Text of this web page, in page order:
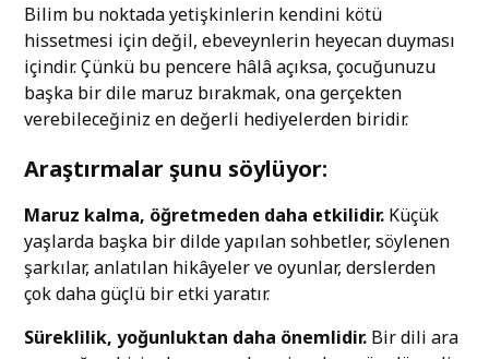
Bilim bu noktada yetişkinlerin kendini kötü
hissetmesi için değil, ebeveynlerin heyecan duyması
içindir. Çünkü bu pencere hâlâ açıksa, çocuğunuzu
başka bir dile maruz bırakmak, ona gerçekten
verebileceğiniz en değerli hediyelerden biridir.
Araştırmalar şunu söylüyor:
Maruz kalma, öğretmeden daha etkilidir. Küçük
yaşlarda başka bir dilde yapılan sohbetler, söylenen
şarkılar, anlatılan hikâyeler ve oyunlar, derslerden
çok daha güçlü bir etki yaratır.
Süreklilik, yoğunluktan daha önemlidir. Bir dili ara